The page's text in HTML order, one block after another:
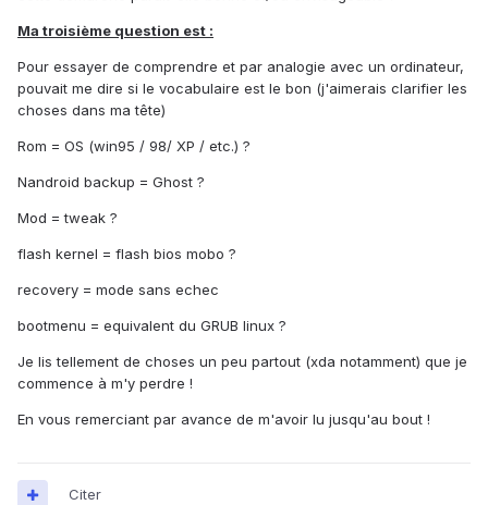
Ma troisième question est :
Pour essayer de comprendre et par analogie avec un ordinateur,
pouvait me dire si le vocabulaire est le bon (j'aimerais clarifier les
choses dans ma tête)
Rom = OS (win95 / 98/ XP / etc.) ?
Nandroid backup = Ghost ?
Mod = tweak ?
flash kernel = flash bios mobo ?
recovery = mode sans echec
bootmenu = equivalent du GRUB linux ?
Je lis tellement de choses un peu partout (xda notamment) que je
commence à m'y perdre !
En vous remerciant par avance de m'avoir lu jusqu'au bout !
Citer